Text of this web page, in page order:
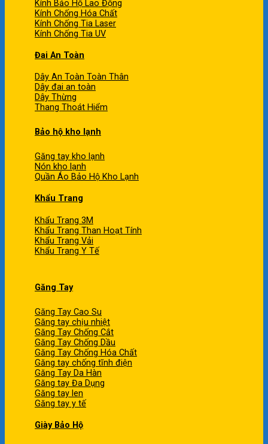
Kính Bảo Hộ Lao Động
Kính Chống Hóa Chất
Kính Chống Tia Laser
Kính Chống Tia UV
Đai An Toàn
Dây An Toàn Toàn Thân
Dây đai an toàn
Dây Thừng
Thang Thoát Hiểm
Bảo hộ kho lạnh
Găng tay kho lạnh
Nón kho lạnh
Quần Áo Bảo Hộ Kho Lạnh
Khẩu Trang
Khẩu Trang 3M
Khẩu Trang Than Hoạt Tính
Khẩu Trang Vải
Khẩu Trang Y Tế
Găng Tay
Găng Tay Cao Su
Găng tay chịu nhiệt
Găng Tay Chống Cắt
Găng Tay Chống Dầu
Găng Tay Chống Hóa Chất
Găng tay chống tĩnh điện
Găng Tay Da Hàn
Găng tay Đa Dụng
Găng tay len
Găng tay y tế
Giày Bảo Hộ